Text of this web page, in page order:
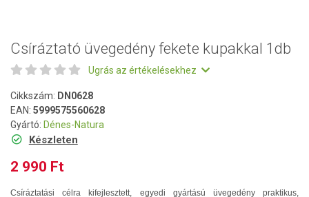
Csíráztató üvegedény fekete kupakkal 1db
Ugrás az értékelésekhez
Cikkszám: DN0628
EAN: 5999575560628
Gyártó: Dénes-Natura
Készleten
2 990 Ft
Csíráztatási célra kifejlesztett, egyedi gyártású üvegedény praktikus,